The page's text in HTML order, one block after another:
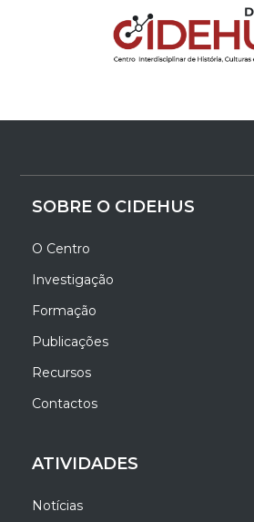
SOBRE O CIDEHUS
O Centro
Investigação
Formação
Publicações
Recursos
Contactos
ATIVIDADES
Notícias